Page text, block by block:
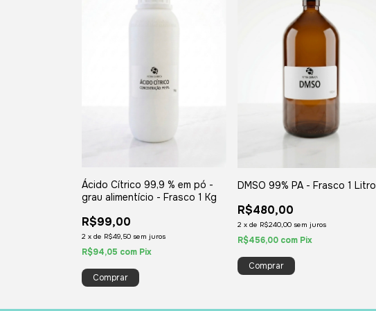
Ácido Cítrico 99,9 % em pó -
grau alimentício - Frasco 1 Kg
R$99,00
2 x de R$49,50 sem juros
R$94,05 com Pix
DMSO 99% PA - Frasco 1 Litro
R$480,00
2 x de R$240,00 sem juros
R$456,00 com Pix